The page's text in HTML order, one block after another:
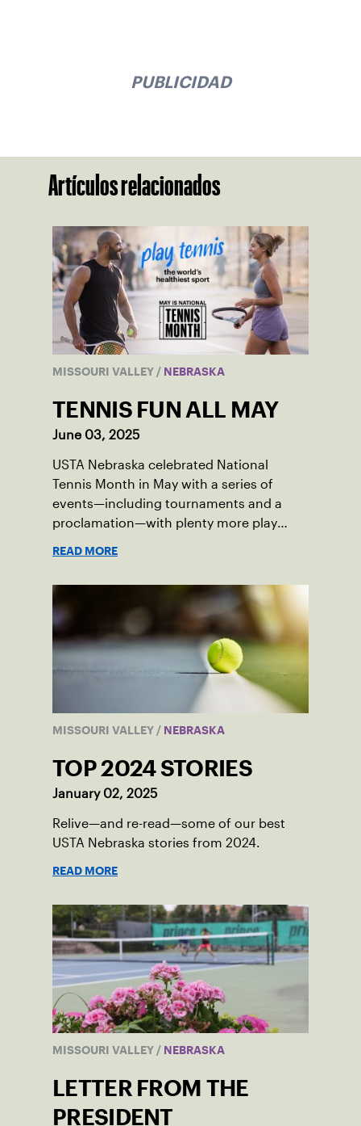
PUBLICIDAD
Artículos relacionados
MISSOURI VALLEY / NEBRASKA
TENNIS FUN ALL MAY
June 03, 2025
USTA Nebraska celebrated National
Tennis Month in May with a series of
events—including tournaments and a
proclamation—with plenty more play
READ MORE
MISSOURI VALLEY / NEBRASKA
TOP 2024 STORIES
January 02, 2025
Relive—and re-read—some of our best
USTA Nebraska stories from 2024.
READ MORE
MISSOURI VALLEY / NEBRASKA
LETTER FROM THE
PRESIDENT